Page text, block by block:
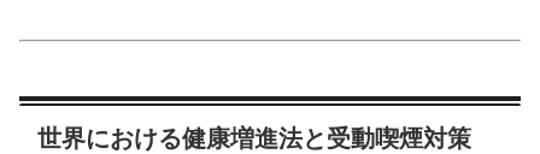
世界における健康増進法と受動喫煙対策